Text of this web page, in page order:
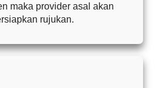
maka provider asal akan
rujukan.